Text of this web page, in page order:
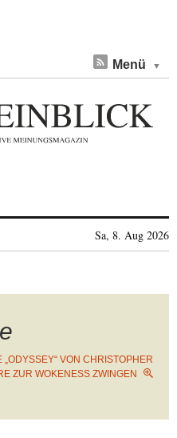
Menü
Sa, 8. Aug 2026
„ODYSSEY“ VON CHRISTOPHER
ZUR WOKENESS ZWINGEN